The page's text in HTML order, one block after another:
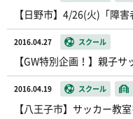
【日野市】4/26(火)「障
2016.04.27 スクール
【GW特別企画！】親子
2016.04.19 スクール
【八王子市】サッカー教